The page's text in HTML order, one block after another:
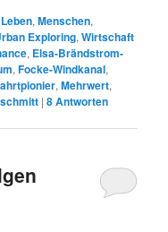
Leben,Menschen,
Exploring,Wirtschaft
, Elsa-Brändstrom-
,Focke-Windkanal,
,Mehrwert,
|8Antworten